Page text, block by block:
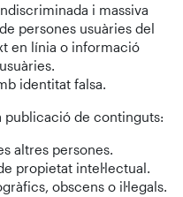
i massiva
persones usuàries del
en línia o informació
identitat falsa.
publicació de continguts:
altres persones.
propietat intel·lectual.
obscens o il·legals.